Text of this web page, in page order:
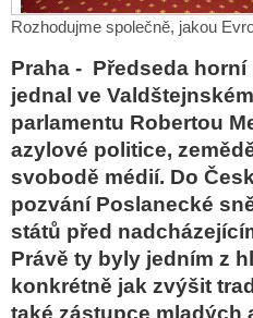
Rozhodujme společně, jakou
Praha - Předseda
jednal ve
parlamentu Robertou
azylové politice,
svobodě médií. Do
pozvání Poslanecké
států před
Právě ty byly jedním z
konkrétně jak zvýšit
také zástupce mladých